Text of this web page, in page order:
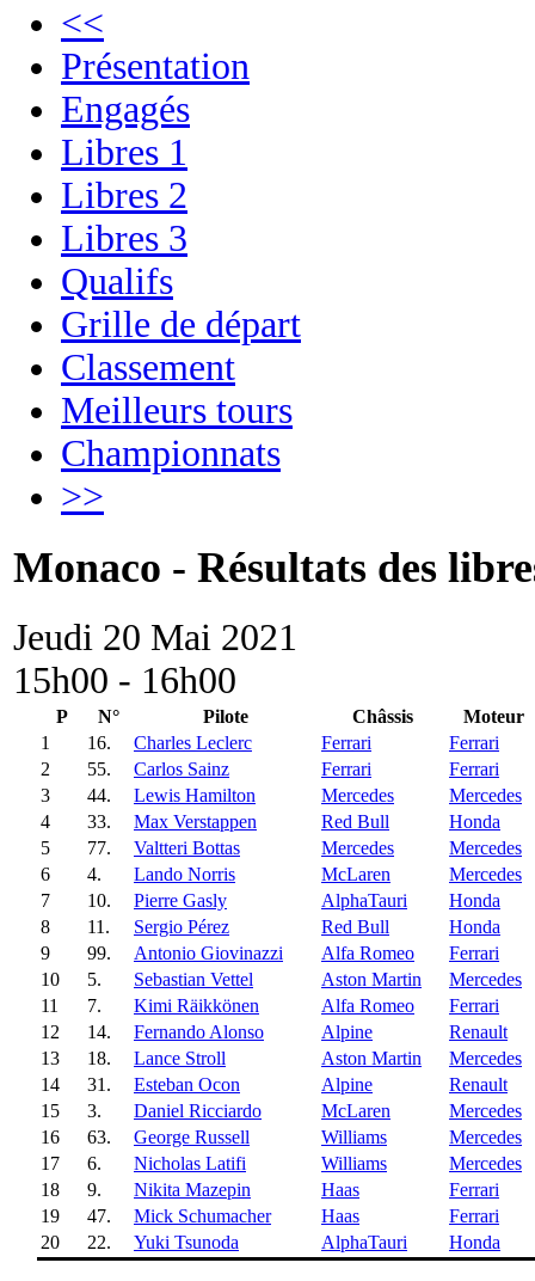
<<
Présentation
Engagés
Libres 1
Libres 2
Libres 3
Qualifs
Grille de départ
Classement
Meilleurs tours
Championnats
>>
Monaco - Résultats des
Jeudi 20 Mai 2021
15h00 - 16h00
P N° Pilote Châssis
Moteur
1
16. Charles Leclerc Ferrari
Ferrari
2
55. Carlos Sainz Ferrari
Ferrari
3
44. Lewis Hamilton Mercedes
Mercedes
4
33. Max Verstappen Red Bull
Honda
5
77. Valtteri Bottas Mercedes
Mercedes
6
4. Lando Norris McLaren
Mercedes
7
10. Pierre Gasly AlphaTauri
Honda
8
11. Sergio Pérez Red Bull
Honda
9
99. Antonio Giovinazzi Alfa Romeo
Ferrari
10
5. Sebastian Vettel Aston Martin
Mercedes
11
7. Kimi Räikkönen Alfa Romeo
Ferrari
12
14. Fernando Alonso Alpine
Renault
13
18. Lance Stroll Aston Martin
Mercedes
14
31. Esteban Ocon Alpine
Renault
15
3. Daniel Ricciardo McLaren
Mercedes
16
63. George Russell Williams
Mercedes
17
6. Nicholas Latifi Williams
Mercedes
18
9. Nikita Mazepin Haas
Ferrari
19
47. Mick Schumacher Haas
Ferrari
20
22. Yuki Tsunoda AlphaTauri Honda